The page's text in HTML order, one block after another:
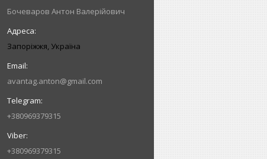
Бочеваров Антон Валерійович
Запоріжжя, Україна
avantag.anton@gmail.com
+380969379315
+380969379315